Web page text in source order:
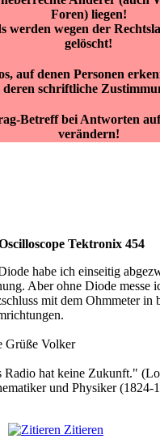
Foren) liegen!
werden wegen der
gelöscht!
auf denen Personen
deren schriftliche
Betreff bei Antworten
verändern!
Tektronix 454
habe ich einseitig
Aber ohne Diode messe
mit dem Ohmmeter in
Grüße Volker
Radio hat keine Zukunft."
und Physiker (1824-
Zitieren